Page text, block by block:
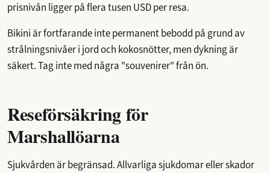
prisnivån ligger på flera tusen USD per resa.
Bikini är fortfarande inte permanent bebodd på grund av
strålningsnivåer i jord och kokosnötter, men dykning är
säkert. Tag inte med några "souvenirer" från ön.
Reseförsäkring för
Marshallöarna
Sjukvården är begränsad. Allvarliga sjukdomar eller skador